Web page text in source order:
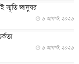
স্মৃতি জাদুঘর
৬ আগস্ট, ২০২৬
৬ আগস্ট, ২০২৬